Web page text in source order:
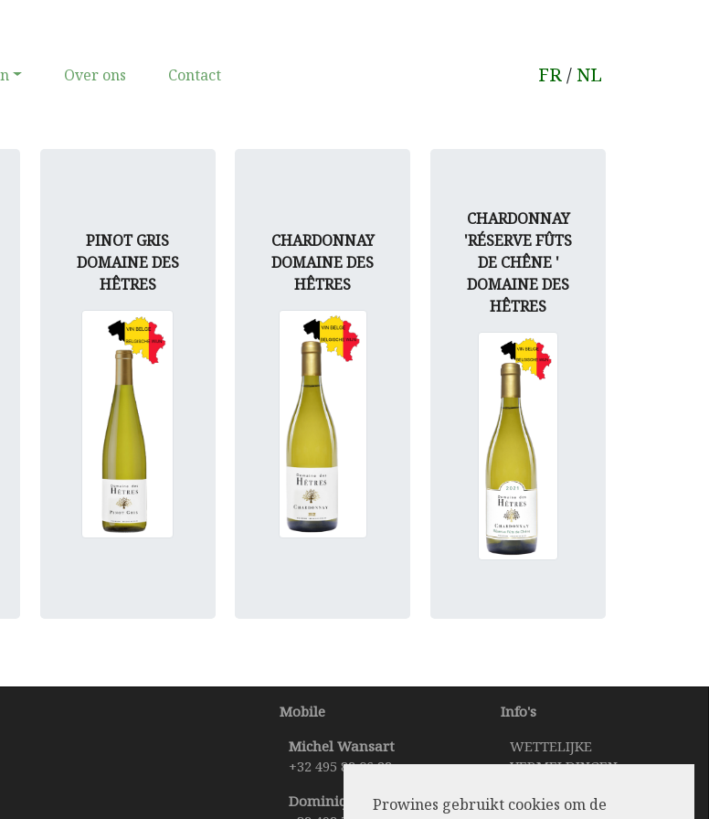
Prowines gebruikt cookies om de
Over ons Contact FR/ NL
PINOT GRIS
DOMAINE DES
HÊTRES
CHARDONNAY
DOMAINE DES
HÊTRES
CHARDONNAY
'RÉSERVE FÛTS
DE CHÊNE '
DOMAINE DES
HÊTRES
Mobile
Michel Wansart
+32 495 82 06 82
Dominique Bertholet
Info's
WETTELIJKE
VERMELDINGEN